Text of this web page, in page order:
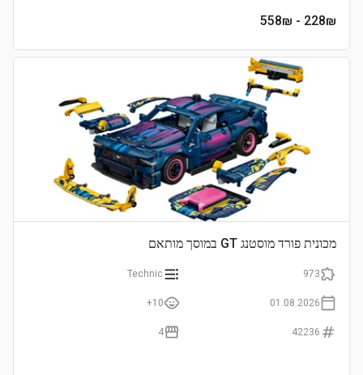
228₪
- 558₪
מכונית פורד מוסטנג GT במוסך מותאם
973
Technic
01.08.2026
10+
42236
4